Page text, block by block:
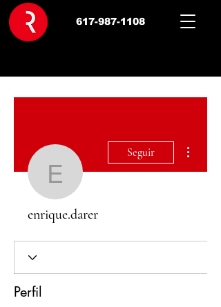
617-987-1108
enrique.darer
Seguir
enrique.darer
Perfil